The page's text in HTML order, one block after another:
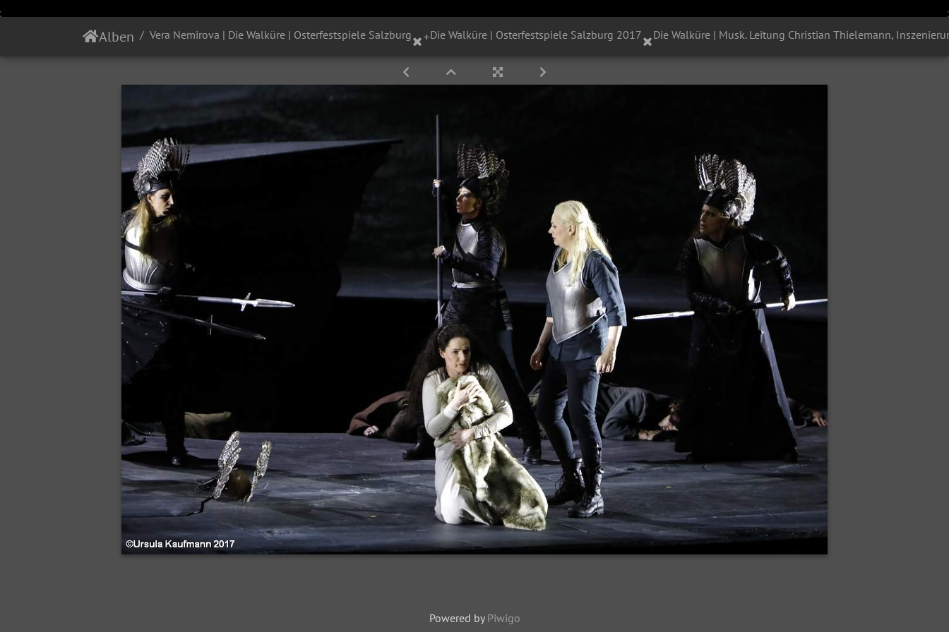
Alben Vera Nemirova | Die Walküre | Osterfestspiele Salzburg +Die Walküre | Osterfestspiele Salzburg 2017 Die Walküre | Musk. Leitung Christian Thielemann,
Powered by Piwigo